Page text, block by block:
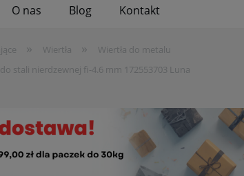
O nas Blog Kontakt
» Wiertła » Wiertła do metalu
stali nierdzewnej fi-4.6 mm 172553703 Luna